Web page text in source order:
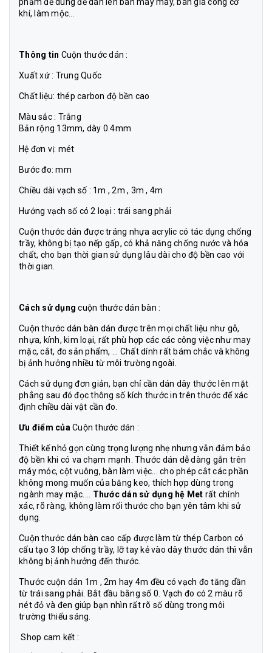
khí, làm mộc...
Thông tin Cuộn thước dán :
Xuất xứ : Trung Quốc
Chất liệu: thép carbon độ bền cao
Màu sắc : Trắng
Bản rộng 13mm, dày 0.4mm
Hệ đơn vị: mét
Bước đo: mm
Chiều dài vạch số : 1m , 2m , 3m , 4m
Hướng vạch số có 2 loại : trái sang phải
Cuộn thước dán được tráng nhựa acrylic có tác dụng chống
trầy, không bị tạo nếp gấp, có khả năng chống nước và hóa
chất, cho bạn thời gian sử dụng lâu dài cho độ bền cao với
thời gian.
Cách sử dụng cuộn thước dán bàn :
Cuộn thước dán bàn dán được trên mọi chất liệu như gỗ,
nhựa, kính, kim loại, rất phù hợp các các công việc như may
mặc, cắt, đo sản phẩm, ... Chất dính rất bám chắc và không
bị ảnh hưởng nhiều từ môi trường ngoài.
Cách sử dụng đơn giản, bạn chỉ cần dán dây thước lên mặt
phẳng sau đó đọc thông số kích thước in trên thước để xác
định chiều dài vật cần đo.
Ưu điểm của Cuộn thước dán :
Thiết kế nhỏ gọn cùng trọng lượng nhẹ nhưng vẫn đảm bảo
độ bền khi có va chạm mạnh. Thước dán dễ dàng gắn trên
máy móc, cột vuông, bàn làm việc... cho phép cắt các phần
không mong muốn của băng keo, thích hợp dùng trong
ngành may mặc.... Thước dán sử dụng hệ Met rất chính
xác, rõ ràng, không làm rối thước cho bạn yên tâm khi sử
dụng.
Cuộn thước dán bàn cao cấp được làm từ thép Carbon có
cấu tạo 3 lớp chống trầy, lỡ tay kẻ vào dây thước dán thì vẫn
không bị ảnh hưởng đến thước.
Thước cuộn dán 1m , 2m hay 4m đều có vạch đo tăng dần
từ trái sang phải. Bắt đầu bằng số 0. Vạch đo có 2 màu rõ
nét đỏ và đen giúp bạn nhìn rất rõ số dùng trong môi
trường thiếu sáng.
Shop cam kết :